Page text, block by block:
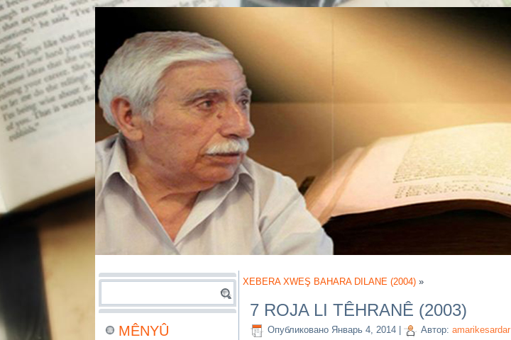
MÊNYÛ
XEBERA XWEŞ BAHARA DILANE (2004) »
7 ROJA LI TÊHRANÊ (2003)
Опубликовано Январь 4, 2014 | Автор: amarikesardar